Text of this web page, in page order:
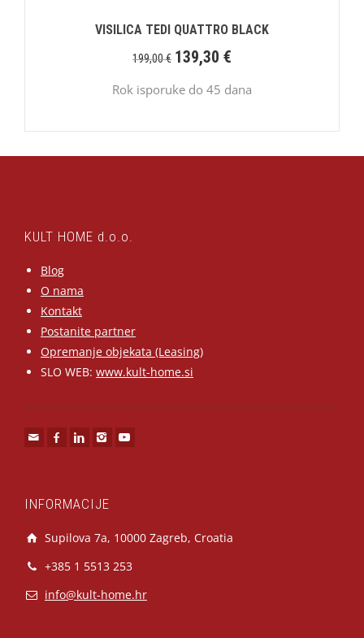
VISILICA TEDI QUATTRO BLACK
199,00€ 139,30 €
Rok isporuke do 45 dana
KULT HOME d.o.o.
Blog
O nama
Kontakt
Postanite partner
Opremanje objekata (Leasing)
SLO WEB: www.kult-home.si
INFORMACIJE
Supilova 7a, 10000 Zagreb, Croatia
+385 1 5513 253
info@kult-home.hr